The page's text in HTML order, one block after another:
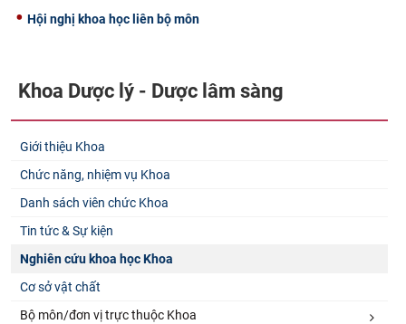
Hội nghị khoa học liên bộ môn
Khoa Dược lý - Dược lâm sàng
Giới thiệu Khoa
Chức năng, nhiệm vụ Khoa
Danh sách viên chức Khoa
Tin tức & Sự kiện
Nghiên cứu khoa học Khoa
Cơ sở vật chất
Bộ môn/đơn vị trực thuộc Khoa